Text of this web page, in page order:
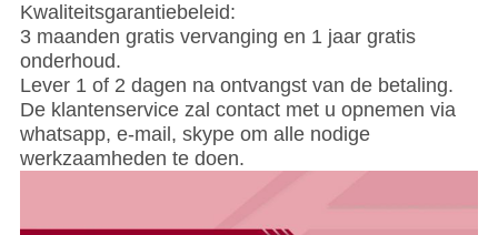
Kwaliteitsgarantiebeleid:
3 maanden gratis vervanging en 1 jaar gratis
onderhoud.
Lever 1 of 2 dagen na ontvangst van de betaling.
De klantenservice zal contact met u opnemen via
whatsapp, e-mail, skype om alle nodige
werkzaamheden te doen.